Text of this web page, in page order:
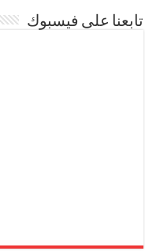
تابعنا على فيسبوك